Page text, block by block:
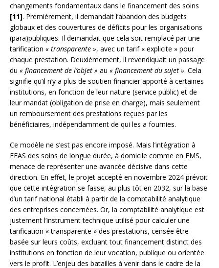
changements fondamentaux dans le financement des soins
[11]. Premièrement, il demandait l’abandon des budgets
globaux et des couvertures de déficits pour les organisations
(para)publiques. Il demandait que cela soit remplacé par une
tarification « transparente », avec un tarif « explicite » pour
chaque prestation. Deuxièmement, il revendiquait un passage
du « financement de l’objet » au « financement du sujet ». Cela
signifie qu’il n’y a plus de soutien financier apporté à certaines
institutions, en fonction de leur nature (service public) et de
leur mandat (obligation de prise en charge), mais seulement
un remboursement des prestations reçues par les
bénéficiaires, indépendamment de qui les a fournies.
Ce modèle ne s’est pas encore imposé. Mais l’intégration à
EFAS des soins de longue durée, à domicile comme en EMS,
menace de représenter une avancée décisive dans cette
direction. En effet, le projet accepté en novembre 2024 prévoit
que cette intégration se fasse, au plus tôt en 2032, sur la base
d’un tarif national établi à partir de la comptabilité analytique
des entreprises concernées. Or, la comptabilité analytique est
justement l’instrument technique utilisé pour calculer une
tarification « transparente » des prestations, censée être
basée sur leurs coûts, excluant tout financement distinct des
institutions en fonction de leur vocation, publique ou orientée
vers le profit. L’enjeu des batailles à venir dans le cadre de la